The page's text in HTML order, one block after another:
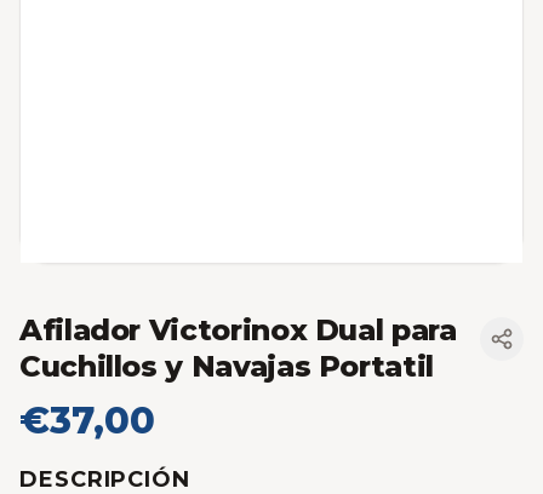
Afilador Victorinox Dual para
Cuchillos y Navajas Portatil
€37,00
DESCRIPCIÓN